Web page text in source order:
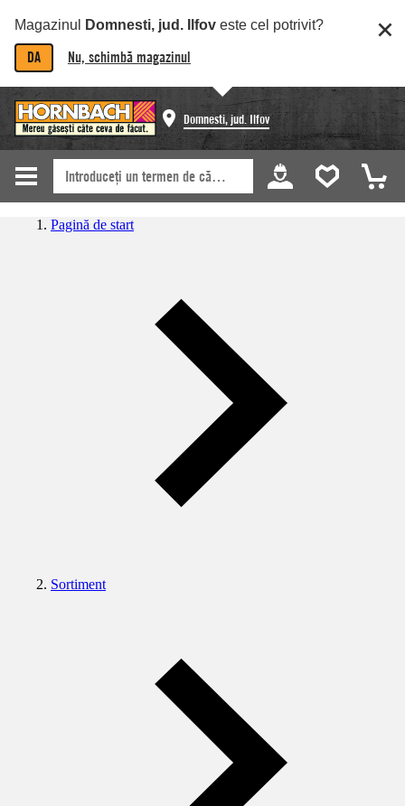
Magazinul Domnesti, jud. Ilfov este cel potrivit?
DA Nu, schimbă magazinul
Domnesti, jud. Ilfov
Pagină de start
Sortiment